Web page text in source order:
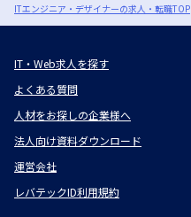
ITエンジニア・デザイナーの求人・転職TOP
IT・Web求人を探す
よくある質問
人材をお探しの企業様へ
法人向け資料ダウンロード
運営会社
レバテックID利用規約